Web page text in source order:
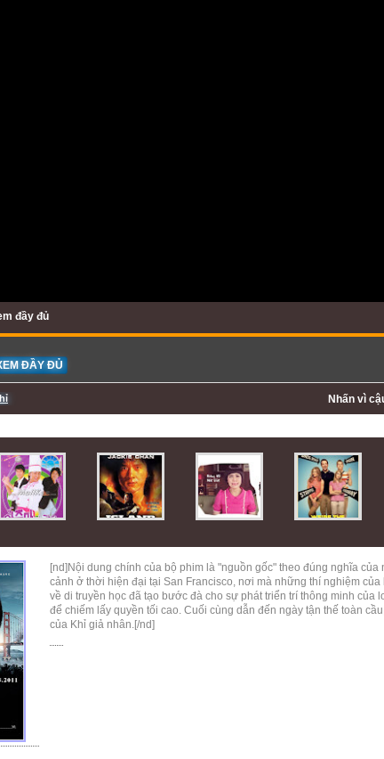
đầy đủ
ĐẦY ĐỦ
Nhấn vì
[nd]Nội dung chính của bộ phim là "nguồn gốc" theo đúng nghĩa của
cảnh ở thời hiện đại tại San Francisco, nơi mà những thí nghiệm
về di truyền học đã tạo bước đà cho sự phát triển trí thông minh của
để chiếm lấy quyền tối cao. Cuối cùng dẫn đến ngày tận thế toàn
của Khỉ giả nhân.[/nd]